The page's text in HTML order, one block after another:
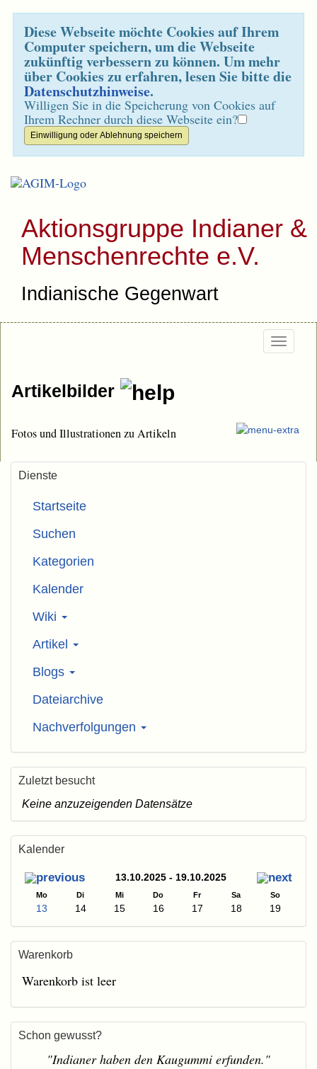
Diese Webseite möchte Cookies auf Ihrem
Computer speichern, um die Webseite
zukünftig verbessern zu können. Um mehr
über Cookies zu erfahren, lesen Sie bitte die
Datenschutzhinweise.
Willigen Sie in die Speicherung von Cookies auf
Ihrem Rechner durch diese Webseite ein?
Aktionsgruppe Indianer &
Menschenrechte e.V.
Indianische Gegenwart
Artikelbilder
Fotos und Illustrationen zu Artikeln
Dienste
Startseite
Suchen
Kategorien
Kalender
Wiki
Artikel
Blogs
Dateiarchive
Nachverfolgungen
Zuletzt besucht
Keine anzuzeigenden Datensätze
Kalender
13.10.2025 - 19.10.2025
Mo Di Mi Do Fr Sa So
13 14 15 16 17 18 19
Warenkorb
Warenkorb ist leer
Schon gewusst?
"Indianer haben den Kaugummi erfunden."